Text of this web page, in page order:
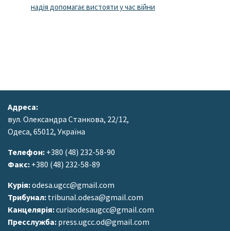
надія допомагає вистояти у час війни
Адреса:
вул. Олександра Станкова, 22/12,
Одеса, 65012, Україна
Телефон: +380 (48) 232-58-90
Факс: +380 (48) 232-58-89
Курія:odesa.ugcc@gmail.com
Трибунал: tribunal.odesa@gmail.com
Канцелярія:curiaodesaugcc@gmail.com
Пресслужба: press.ugcc.od@gmail.com